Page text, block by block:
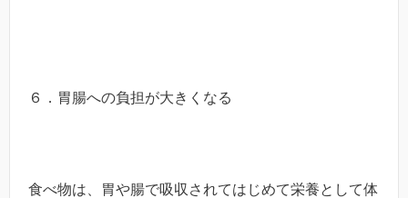
６．胃腸への負担が大きくなる
食べ物は、胃や腸で吸収されてはじめて栄養として体